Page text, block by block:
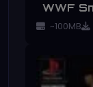
WWF
~100MB